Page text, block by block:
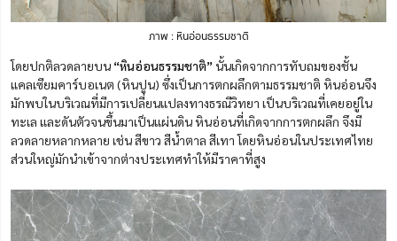
ภาพ : หินอ่อนธรรมชาติ
โดยปกติลวดลายบน “หินอ่อนธรรมชาติ”นั้นเกิดจากการทับถมของชั้น
แคลเซียมคาร์บอเนต (หินปูน) ซึ่งเป็นการตกผลึกตามธรรมชาติ หินอ่อนจึง
มักพบในบริเวณที่มีการเปลี่ยนแปลงทางธรณีวิทยา เป็นบริเวณที่เคยอยู่ใน
ทะเล และดันตัวจนขึ้นมาเป็นแผ่นดิน หินอ่อนที่เกิดจากการตกผลึก จึงมี
ลวดลายหลากหลาย เช่น สีขาว สีน้ำตาล สีเทา โดยหินอ่อนในประเทศไทย
ส่วนใหญ่มักนำเข้าจากต่างประเทศทำให้มีราคาที่สูง